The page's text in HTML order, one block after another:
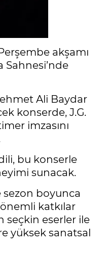
akşamı
Sahnesi’nde
Ali Baydar
konserde, J.G.
imzasını
bu konserle
sunacak.
sezon boyunca
katkılar
seçkin eserler ile
yüksek sanatsal